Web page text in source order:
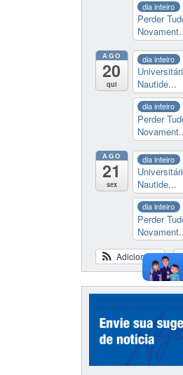
dia inteiro
Perder
AGO
20
qui
dia inteiro
Nautide...
dia inteiro
Perder
AGO
21
sex
dia inteiro
Nautide...
dia inteiro
Perder
Adicionar